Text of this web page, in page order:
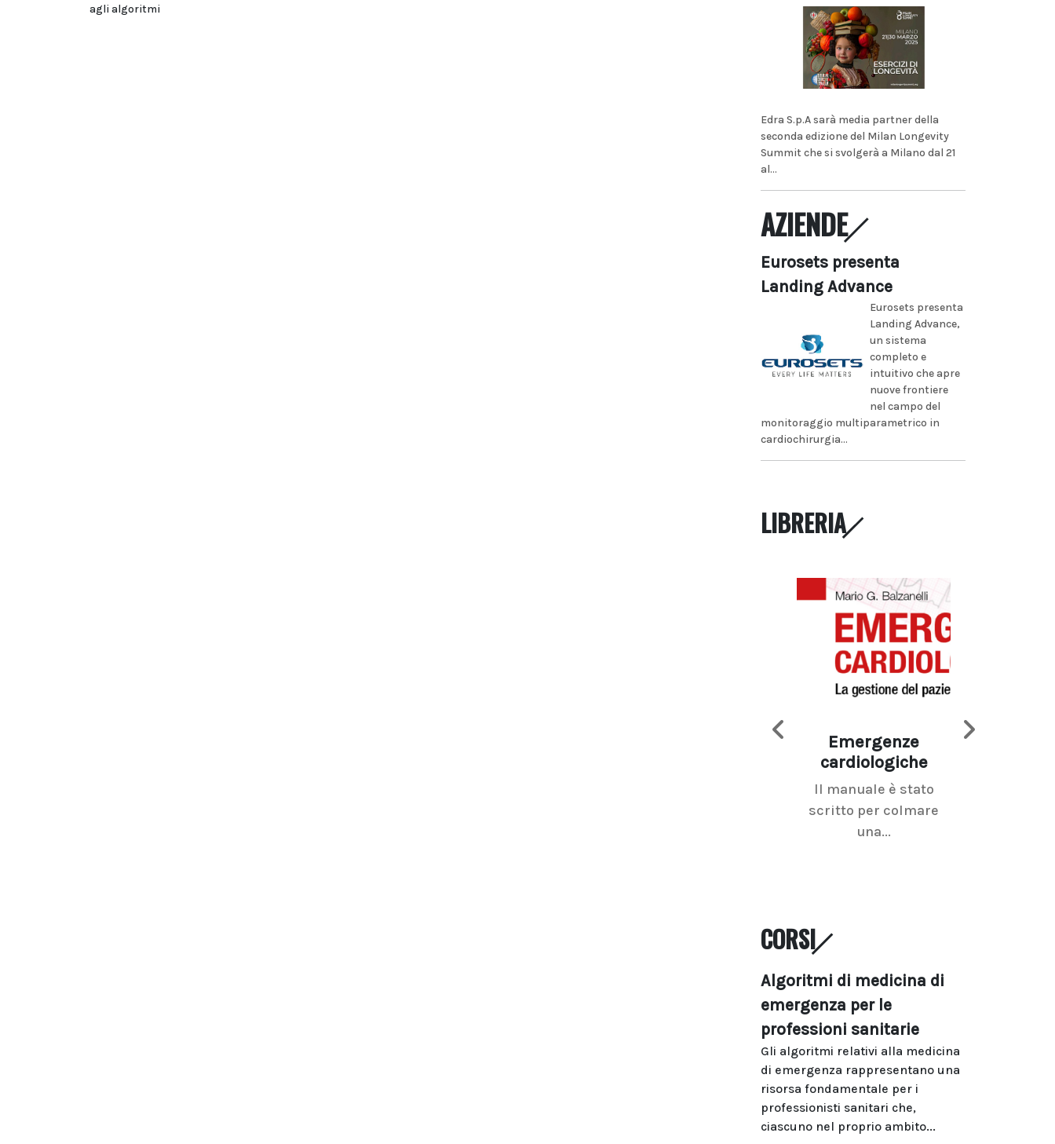
agli algoritmi
Edra S.p.A sarà media partner della
seconda edizione del Milan Longevity
Summit che si svolgerà a Milano dal 21
al...
AZIENDE
Eurosets presenta
Landing Advance
Eurosets presenta
Landing Advance,
un sistema
completo e
intuitivo che apre
nuove frontiere
nel campo del
monitoraggio multiparametrico in
cardiochirurgia...
LIBRERIA
Emergenze
cardiologiche
Il manuale è stato
scritto per colmare
una...
CORSI
Algoritmi di medicina di
emergenza per le
professioni sanitarie
Gli algoritmi relativi alla medicina
di emergenza rappresentano una
risorsa fondamentale per i
professionisti sanitari che,
ciascuno nel proprio ambito...